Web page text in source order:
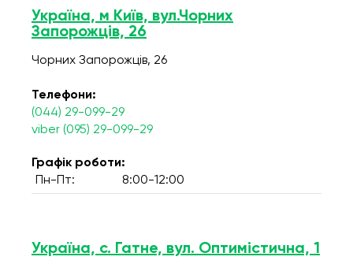
Україна, м Київ, вул.Чорних
Запорожців, 26
Чорних Запорожців, 26
Телефони:
(044) 29-099-29
viber (095) 29-099-29
Графік роботи:
Пн-Пт:
8:00-12:00
Україна, с. Гатне, вул. Оптимістична, 1